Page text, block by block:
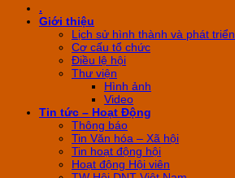
.
Giới thiệu
Lịch sử hình thành và phát triển
Cơ cấu tổ chức
Điều lệ hội
Thư viện
Hình ảnh
Video
Tin tức – Hoạt Động
Thông báo
Tin Văn hóa – Xã hội
Tin hoạt động hội
Hoạt động Hội viên